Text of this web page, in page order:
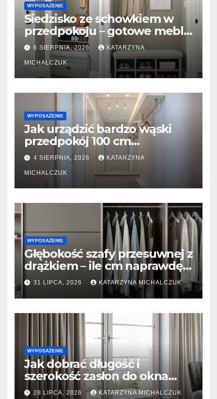
WYPOSAŻENIE
Siedzisko ze schowkiem w
przedpokoju – gotowe meble
vs. zabudowa stolarska na
wymiar
6 SIERPNIA, 2026 KATARZYNA
MICHALCZUK
WYPOSAŻENIE
Jak urządzić bardzo wąski
przedpokój 100 cm
szerokości? Triki z lustrami i
płytkimi meblami
4 SIERPNIA, 2026 KATARZYNA
MICHALCZUK
WYPOSAŻENIE
Głębokość szafy przesuwnej z
drążkiem – ile cm naprawdę
potrzeba, żeby ubrania się nie
gniotły?
31 LIPCA, 2026 KATARZYNA MICHALCZUK
WYPOSAŻENIE
Jak dobrać długość i
szerokość zasłon do okna
tarasowego? Prosty
28 LIPCA, 2026 KATARZYNA MICHALCZUK